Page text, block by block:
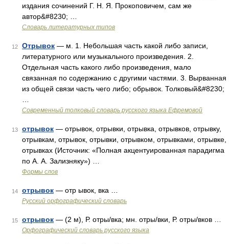
издания сочинений Г. Н. Я. Прокоповичем, сам же
автор&#8230; …
Словарь литературных типов
12 Отрывок — м. 1. Небольшая часть какой либо записи,
литературного или музыкального произведения. 2.
Отдельная часть какого либо произведения, мало
связанная по содержанию с другими частями. 3. Вырванная
из общей связи часть чего либо; обрывок. Толковый&#8230;
Современный толковый словарь русского языка Ефремовой
13 отрывок — отрывок, отрывки, отрывка, отрывков, отрывку,
отрывкам, отрывок, отрывки, отрывком, отрывками, отрывке,
отрывках (Источник: «Полная акцентуированная парадигма
по А. А. Зализняку») …
Формы слов
14 отрывок — отр ывок, вка …
Русский орфографический словарь
15 отрывок — (2 м), Р. отры/вка; мн. отры/вки, Р. отры/вков …
Орфографический словарь русского языка